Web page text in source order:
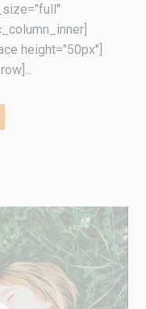
height="50px"]